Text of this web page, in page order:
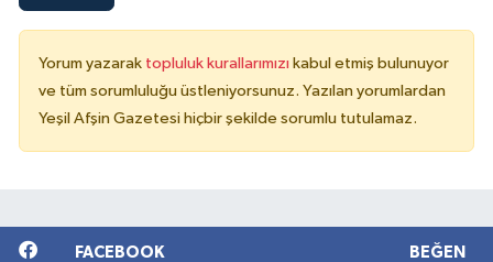
Yorum yazarak topluluk kurallarımızı kabul etmiş bulunuyor
ve tüm sorumluluğu üstleniyorsunuz. Yazılan yorumlardan
Yeşil Afşin Gazetesi hiçbir şekilde sorumlu tutulamaz.
FACEBOOK BEĞEN